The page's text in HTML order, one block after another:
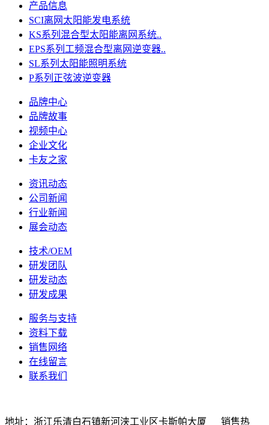
产品信息
SCI离网太阳能发电系统
KS系列混合型太阳能离网系统..
EPS系列工频混合型离网逆变器..
SL系列太阳能照明系统
P系列正弦波逆变器
品牌中心
品牌故事
视频中心
企业文化
卡友之家
资讯动态
公司新闻
行业新闻
展会动态
技术/OEM
研发团队
研发动态
研发成果
服务与支持
资料下载
销售网络
在线留言
联系我们
地址：浙江乐清白石镇新河浃工业区卡斯帕大厦 销售热